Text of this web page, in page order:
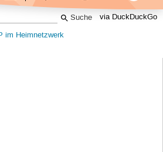
via DuckDuckGo
im Heimnetzwerk